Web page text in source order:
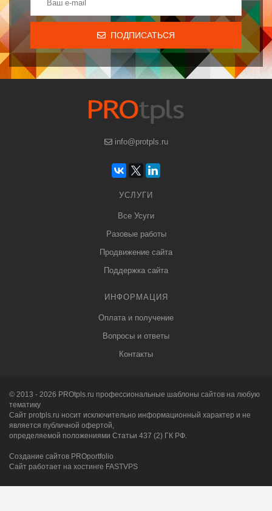
ПОДПИСАТЬСЯ
info@protpls.ru
УСЛУГИ
Все Усуги
Разовые работы
Продвижение сайта
Поддержка сайта
ИНФОРМАЦИЯ
Оплата и получение
Вопросы и ответы
Контакты
© 2013 - 2026 PROtpls.ru профессиональные шаблоны сайтов на любую
тематику
Сайт protpls.ru носит исключительно информационный характер и не
является публичной офертой,
определяемой положениями Статьи 437 (2) ГК РФ.
Создание сайтов PROportfolio
Сайт работает на хостинге FASTVPS